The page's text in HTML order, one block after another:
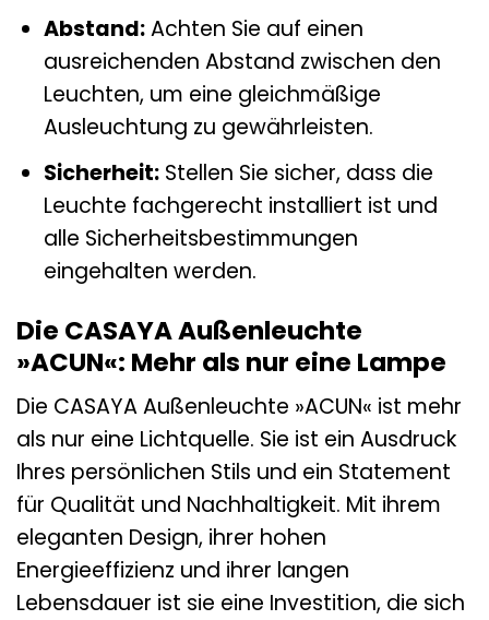
Abstand:Achten Sie auf einen
ausreichenden Abstand zwischen den
Leuchten, um eine gleichmäßige
Ausleuchtung zu gewährleisten.
Sicherheit:Stellen Sie sicher, dass die
Leuchte fachgerecht installiert ist und
alle Sicherheitsbestimmungen
eingehalten werden.
Die CASAYA Außenleuchte
»ACUN«: Mehr als nur eine Lampe
Die CASAYA Außenleuchte »ACUN« ist mehr
als nur eine Lichtquelle. Sie ist ein Ausdruck
Ihres persönlichen Stils und ein Statement
für Qualität und Nachhaltigkeit. Mit ihrem
eleganten Design, ihrer hohen
Energieeffizienz und ihrer langen
Lebensdauer ist sie eine Investition, die sich